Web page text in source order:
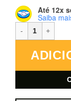
Até 12x
Saiba